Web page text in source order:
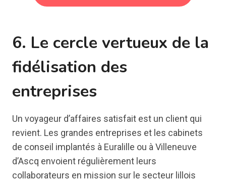
6. Le cercle vertueux de la
fidélisation des
entreprises
Un voyageur d’affaires satisfait est un client qui
revient. Les grandes entreprises et les cabinets
de conseil implantés à Euralille ou à Villeneuve
d’Ascq envoient régulièrement leurs
collaborateurs en mission sur le secteur lillois